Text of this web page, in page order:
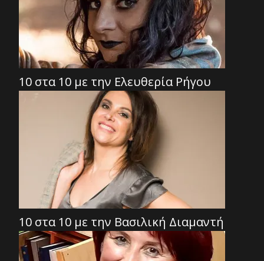
10 στα 10 με την Ελευθερία Ρήγου
10 στα 10 με την Βασιλική Διαμαντή